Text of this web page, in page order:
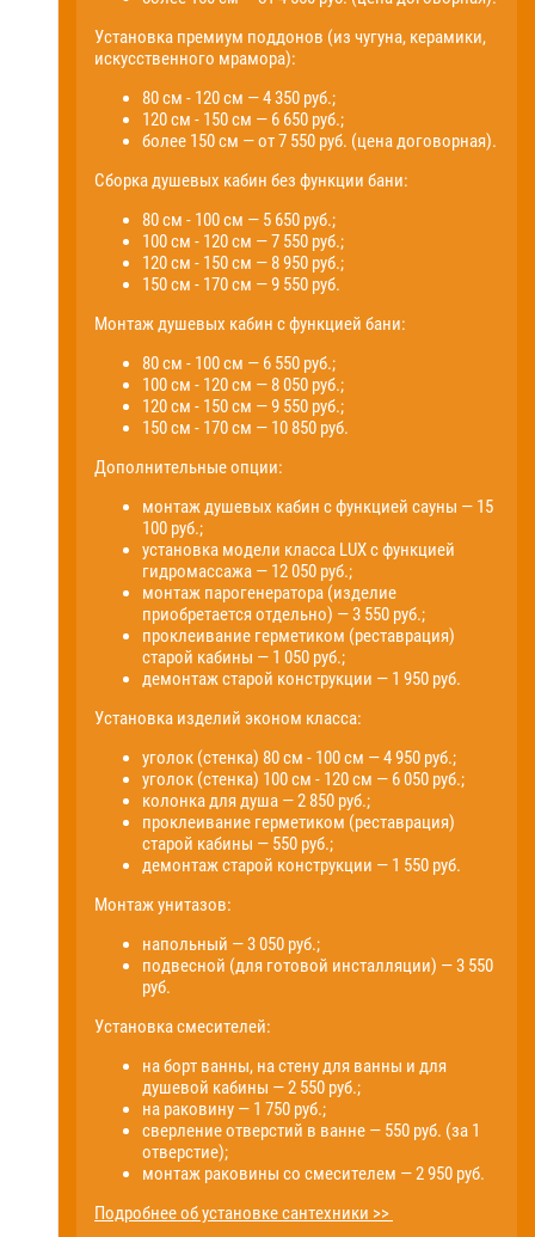
Установка премиум поддонов (из чугуна, керамики,
искусственного мрамора):
80 см - 120 см — 4 350 руб.;
120 см - 150 см — 6 650 руб.;
более 150 см — от 7 550 руб. (цена договорная).
Сборка душевых кабин без функции бани:
80 см - 100 см — 5 650 руб.;
100 см - 120 см — 7 550 руб.;
120 см - 150 см — 8 950 руб.;
150 см - 170 см — 9 550 руб.
Монтаж душевых кабин с функцией бани:
80 см - 100 см — 6 550 руб.;
100 см - 120 см — 8 050 руб.;
120 см - 150 см — 9 550 руб.;
150 см - 170 см — 10 850 руб.
Дополнительные опции:
монтаж душевых кабин с функцией сауны — 15
100 руб.;
установка модели класса LUX с функцией
гидромассажа — 12 050 руб.;
монтаж парогенератора (изделие
приобретается отдельно) — 3 550 руб.;
проклеивание герметиком (реставрация)
старой кабины — 1 050 руб.;
демонтаж старой конструкции — 1 950 руб.
Установка изделий эконом класса:
уголок (стенка) 80 см - 100 см — 4 950 руб.;
уголок (стенка) 100 см - 120 см — 6 050 руб.;
колонка для душа — 2 850 руб.;
проклеивание герметиком (реставрация)
старой кабины — 550 руб.;
демонтаж старой конструкции — 1 550 руб.
Монтаж унитазов:
напольный — 3 050 руб.;
подвесной (для готовой инсталляции) — 3 550
руб.
Установка смесителей:
на борт ванны, на стену для ванны и для
душевой кабины — 2 550 руб.;
на раковину — 1 750 руб.;
сверление отверстий в ванне — 550 руб. (за 1
отверстие);
монтаж раковины со смесителем — 2 950 руб.
Подробнее об установке сантехники >>